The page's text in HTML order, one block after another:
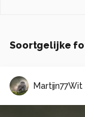
Soortgelijke
Martijn77Wit